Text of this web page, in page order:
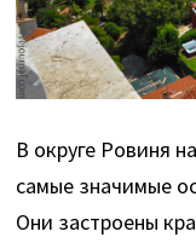
В округе Ровиня
самые значимые
Они застроены